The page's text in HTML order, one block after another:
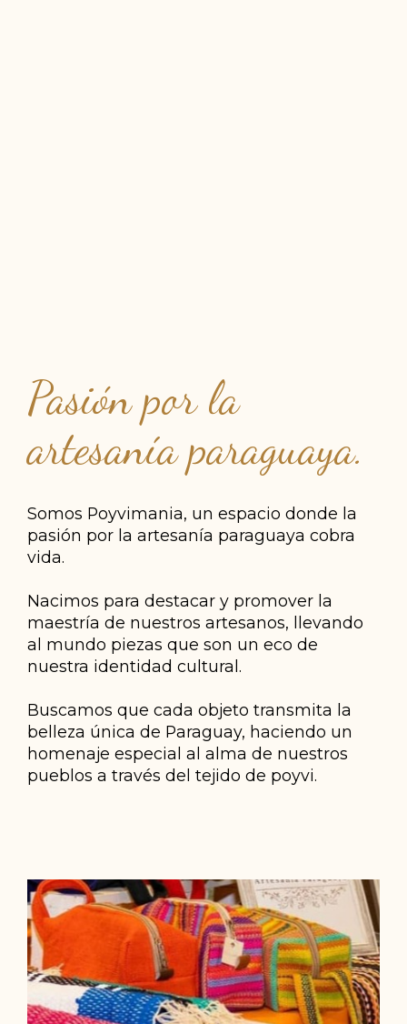
Pasión por la
artesanía paraguaya.
Somos Poyvimania, un espacio donde la
pasión por la artesanía paraguaya cobra
vida.
Nacimos para destacar y promover la
maestría de nuestros artesanos, llevando
al mundo piezas que son un eco de
nuestra identidad cultural.
Buscamos que cada objeto transmita la
belleza única de Paraguay, haciendo un
homenaje especial al alma de nuestros
pueblos a través del tejido de poyvi.